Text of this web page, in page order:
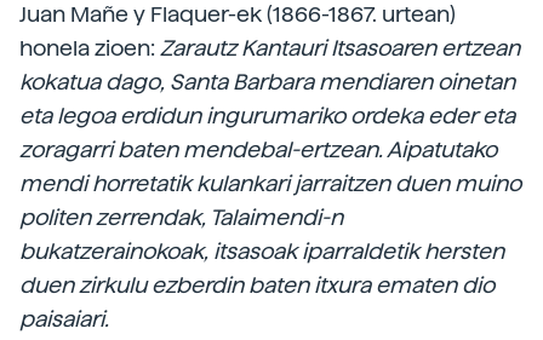
Juan Mañe y Flaquer-ek (1866-1867. urtean)
honela zioen: Zarautz Kantauri Itsasoaren ertzean
kokatua dago, Santa Barbara mendiaren oinetan
eta legoa erdidun ingurumariko ordeka eder eta
zoragarri baten mendebal-ertzean. Aipatutako
mendi horretatik kulankari jarraitzen duen muino
politen zerrendak, Talaimendi-n
bukatzerainokoak, itsasoak iparraldetik hersten
duen zirkulu ezberdin baten itxura ematen dio
paisaiari.